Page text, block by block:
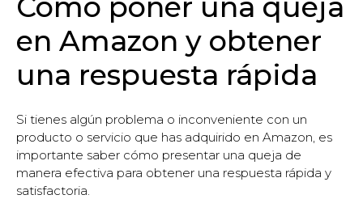
en Amazon y obtener
una respuesta rápida
Si tienes algún problema o inconveniente con un
producto o servicio que has adquirido en Amazon, es
importante saber cómo presentar una queja de
manera efectiva para obtener una respuesta rápida y
satisfactoria.